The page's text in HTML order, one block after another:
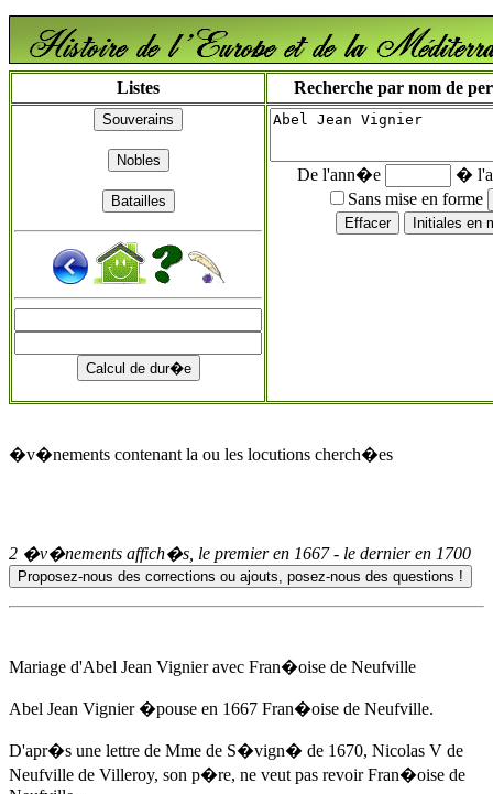
Listes Recherche par nom de
De l'ann�e
�
Sans mise en forme
�v�nements contenant la ou les locutions cherch�es
2 �v�nements affich�s, le premier en 1667- le dernier en 1700
Mariage d'Abel Jean Vignieravec Fran�oise de Neufville
Abel Jean Vignier�pouse en 1667 Fran�oise de Neufville.
D'apr�s une lettre de Mme de S�vign� de 1670, Nicolas V de
Neufville de Villeroy, son p�re, ne veut pas revoir Fran�oise de